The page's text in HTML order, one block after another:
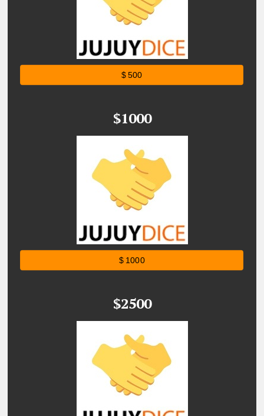
$ 500
$1000
$ 1000
$2500